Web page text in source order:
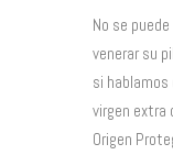
No se
venerar su
si
virgen extra
Origen